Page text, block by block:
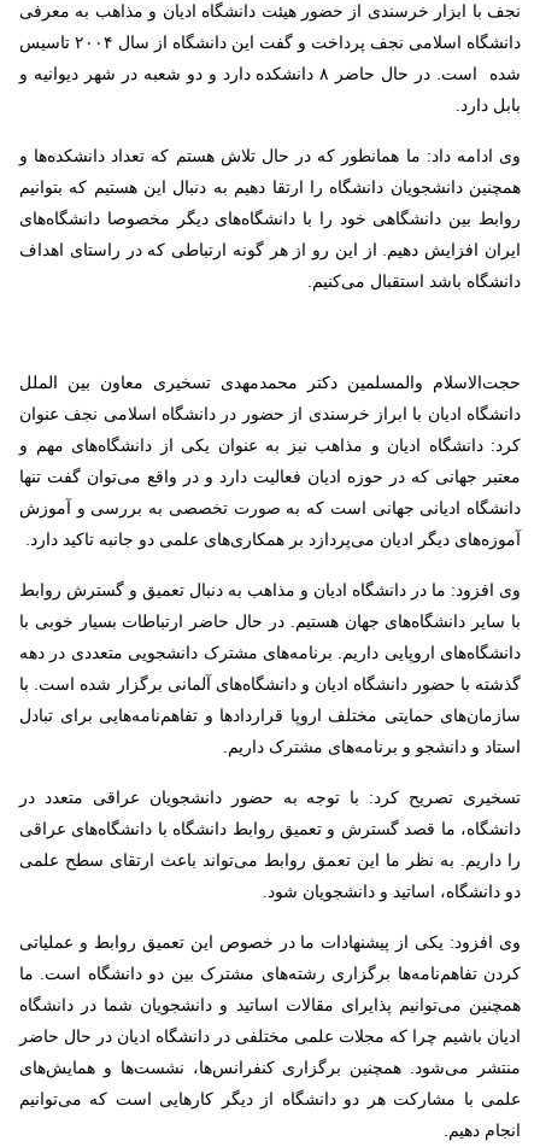
نجف با ابزار خرسندی از حضور هیئت دانشگاه ادیان و مذاهب به معرفی
دانشگاه اسلامی نجف پرداخت و گفت این دانشگاه از سال ۲۰۰۴ تاسیس
شده است. در حال حاضر ۸ دانشکده دارد و دو شعبه در شهر دیوانیه و
بابل دارد.
وی ادامه داد: ما همانطور که در حال تلاش هستم که تعداد دانشکده‌ها و
همچنین دانشجویان دانشگاه را ارتقا دهیم به دنبال این هستیم که بتوانیم
روابط بین دانشگاهی خود را با دانشگاه‌های دیگر مخصوصا دانشگاه‌های
ایران افزایش دهیم. از این رو از هر گونه ارتباطی که در راستای اهداف
دانشگاه باشد استقبال می‌کنیم.
حجت‌الاسلام والمسلمین دکتر محمدمهدی تسخیری معاون بین الملل
دانشگاه ادیان با ابراز خرسندی از حضور در دانشگاه اسلامی نجف عنوان
کرد: دانشگاه ادیان و مذاهب نیز به عنوان یکی از دانشگاه‌های مهم و
معتبر جهانی که در حوزه ادیان فعالیت دارد و در واقع می‌توان گفت تنها
دانشگاه ادیانی جهانی است که به صورت تخصصی به بررسی و آموزش
آموزه‌های دیگر ادیان می‌پردازد بر همکاری‌های علمی دو جانبه تاکید دارد.
وی افزود: ما در دانشگاه ادیان و مذاهب به دنبال تعمیق و گسترش روابط
با سایر دانشگاه‌های جهان هستیم. در حال حاضر ارتباطات بسیار خوبی با
دانشگاه‌های اروپایی داریم. برنامه‌های مشترک دانشجویی متعددی در دهه
گذشته با حضور دانشگاه ادیان و دانشگاه‌های آلمانی برگزار شده است. با
سازمان‌های حمایتی مختلف اروپا قراردادها و تفاهم‌نامه‌هایی برای تبادل
استاد و دانشجو و برنامه‌های مشترک داریم.
تسخیری تصریح کرد: با توجه به حضور دانشجویان عراقی متعدد در
دانشگاه، ما قصد گسترش و تعمیق روابط دانشگاه با دانشگاه‌های عراقی
را داریم. به نظر ما این تعمق روابط می‌تواند باعث ارتقای سطح علمی
دو دانشگاه، اساتید و دانشجویان ‌شود.
وی افزود: یکی از پیشنهادات ما در خصوص این تعمیق روابط و عملیاتی
کردن تفاهم‌نامه‌ها برگزاری رشته‌های مشترک بین دو دانشگاه است. ما
همچنین می‌توانیم پذایرای مقالات اساتید و دانشجویان شما در دانشگاه
ادیان باشیم چرا که مجلات علمی مختلفی در دانشگاه ادیان در حال حاضر
منتشر می‌شود. همچنین برگزاری کنفرانس‌ها، نشست‌ها و همایش‌های
علمی با مشارکت هر دو دانشگاه از دیگر کارهایی است که می‌توانیم
انجام دهیم.